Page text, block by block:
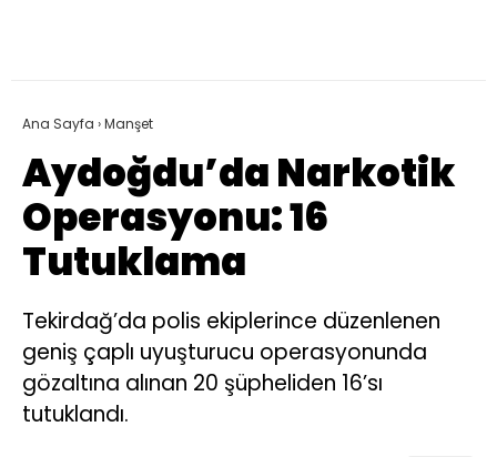
Ana Sayfa ›Manşet
Aydoğdu’da Narkotik
Operasyonu: 16
Tutuklama
Tekirdağ’da polis ekiplerince düzenlenen
geniş çaplı uyuşturucu operasyonunda
gözaltına alınan 20 şüpheliden 16’sı
tutuklandı.